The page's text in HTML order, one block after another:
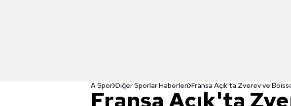
A Spor Diğer Sporlar Haberleri Fransa Açık'ta Zverev ve
Fransa Açık'ta